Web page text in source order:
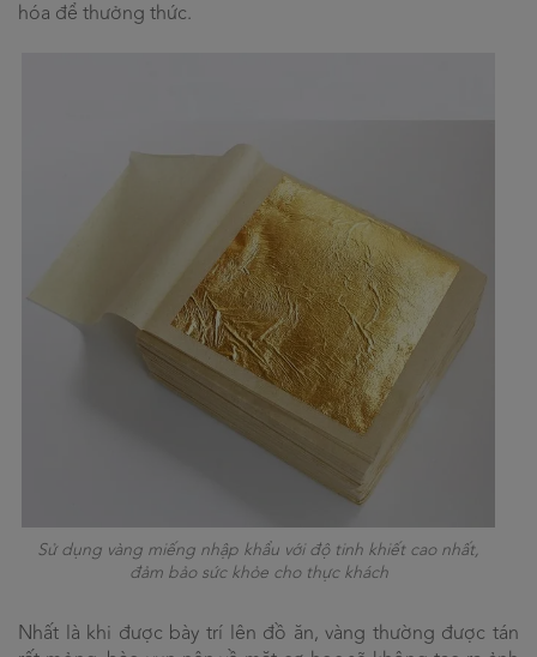
hóa để thưởng thức.
Sử dụng vàng miếng nhập khẩu với độ tinh khiết cao nhất,
đảm bảo sức khỏe cho thực khách
Nhất là khi được bày trí lên đồ ăn, vàng thường được tán